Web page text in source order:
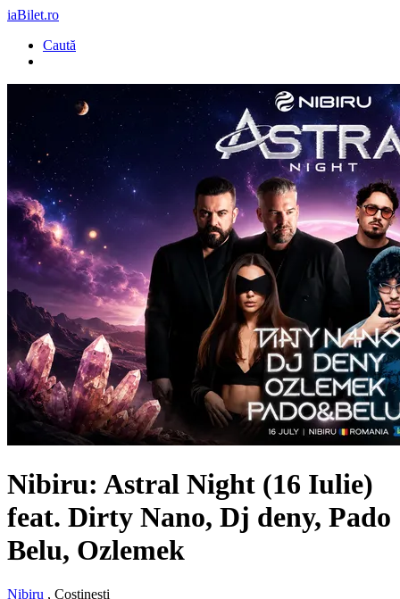
iaBilet.ro
Caută
Nibiru: Astral Night (16 Iulie)
feat. Dirty Nano, Dj deny, Pado
Belu, Ozlemek
Nibiru , Costinești